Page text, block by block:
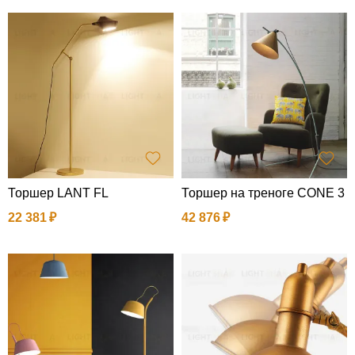
Торшер LANT FL
22 381
Торшер на треноге CONE 3
42 876